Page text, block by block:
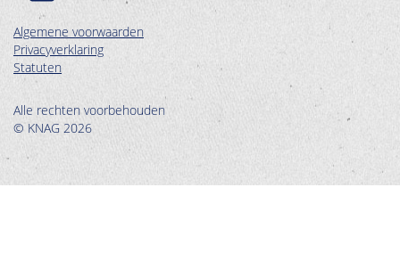
Algemene voorwaarden
Privacyverklaring
Statuten
Alle rechten voorbehouden
© KNAG 2026